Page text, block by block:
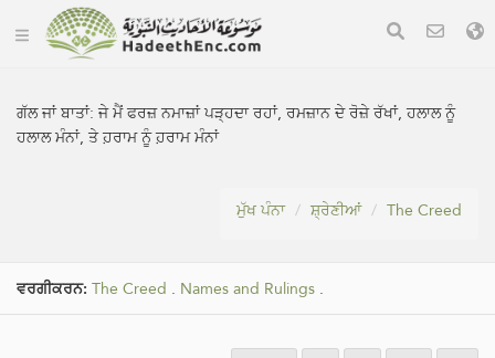
ਗੱਲ ਜਾਂ ਬਾਤਾਂ:ਜੇ ਮੈਂ ਫਰਜ਼ ਨਮਾਜ਼ਾਂ ਪੜ੍ਹਦਾ ਰਹਾਂ, ਰਮਜ਼ਾਨ ਦੇ ਰੋਜ਼ੇ ਰੱਖਾਂ, ਹਲਾਲ ਨੂੰ
ਹਲਾਲ ਮੰਨਾਂ, ਤੇ ਹ਼ਰਾਮ ਨੂੰ ਹ਼ਰਾਮ ਮੰਨਾਂ
ਮੁੱਖ ਪੰਨਾ ਸ਼੍ਰੇਣੀਆਂ The Creed
ਵਰਗੀਕਰਨ: The Creed . Names and Rulings .